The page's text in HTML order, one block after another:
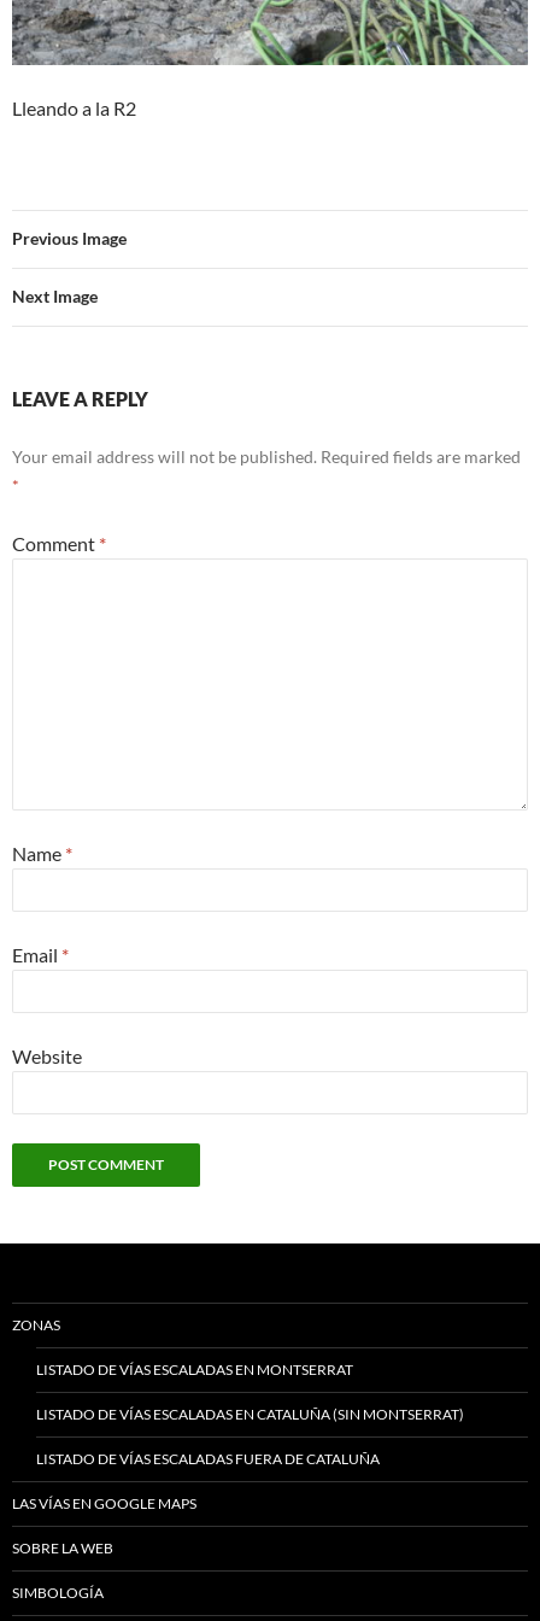
Lleando a la R2
Previous Image
Next Image
LEAVE A REPLY
Your email address will not be published. Required fields are marked
*
Comment *
Name *
Email *
Website
ZONAS
LISTADO DE VÍAS ESCALADAS EN MONTSERRAT
LISTADO DE VÍAS ESCALADAS EN CATALUÑA (SIN MONTSERRAT)
LISTADO DE VÍAS ESCALADAS FUERA DE CATALUÑA
LAS VÍAS EN GOOGLE MAPS
SOBRE LA WEB
SIMBOLOGÍA